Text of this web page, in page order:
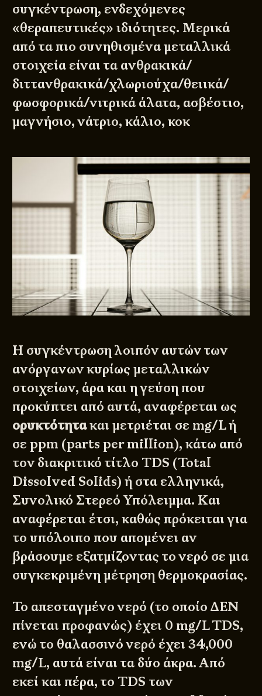
συγκέντρωση, ενδεχόμενες
«θεραπευτικές» ιδιότητες. Μερικά
από τα πιο συνηθισμένα μεταλλικά
στοιχεία είναι τα ανθρακικά/
διττανθρακικά/χλωριούχα/θειικά/
φωσφορικά/νιτρικά άλατα, ασβέστιο,
μαγνήσιο, νάτριο, κάλιο, κοκ
Η συγκέντρωση λοιπόν αυτών των
ανόργανων κυρίως μεταλλικών
στοιχείων, άρα και η γεύση που
προκύπτει από αυτά, αναφέρεται ως
ορυκτότητακαι μετριέται σε mg/L ή
σε ppm (parts per million), κάτω από
τον διακριτικό τίτλο TDS (Total
Dissolved Solids) ή στα ελληνικά,
Συνολικό Στερεό Υπόλειμμα. Και
αναφέρεται έτσι, καθώς πρόκειται για
το υπόλοιπο που απομένει αν
βράσουμε εξατμίζοντας το νερό σε μια
συγκεκριμένη μέτρηση θερμοκρασίας.
Το απεσταγμένο νερό (το οποίο ΔΕΝ
πίνεται προφανώς) έχει 0 mg/L TDS,
ενώ το θαλασσινό νερό έχει 34,000
mg/L, αυτά είναι τα δύο άκρα. Από
εκεί και πέρα, το TDS των